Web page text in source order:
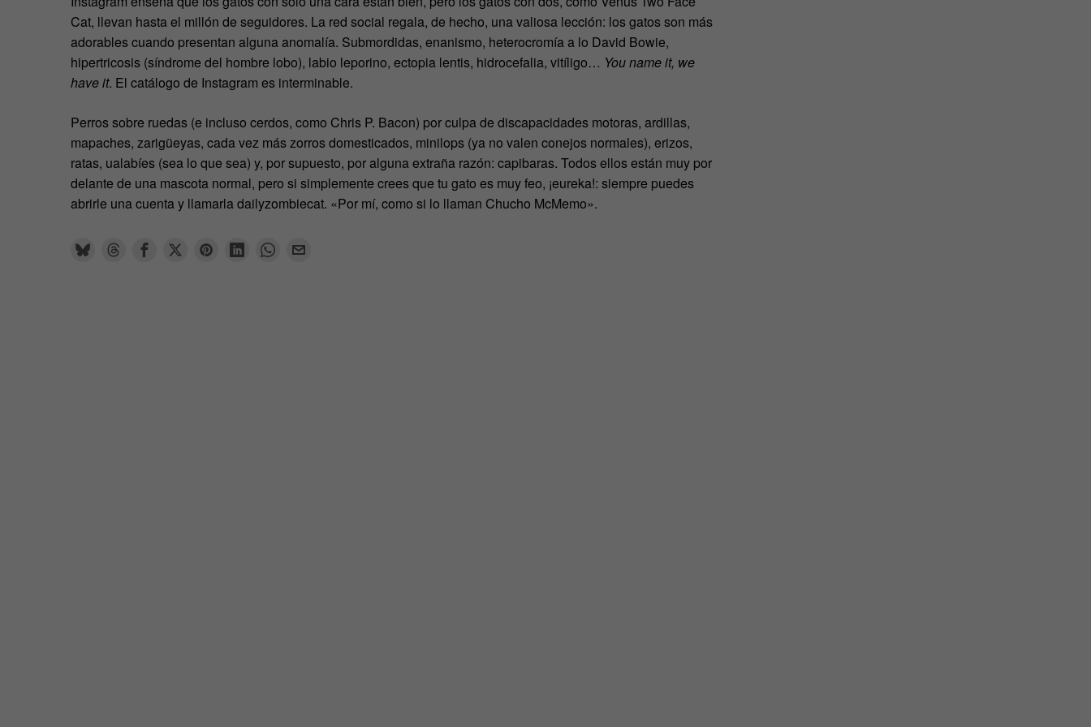
Cat, llevan hasta el millón de seguidores. La red social regala, de hecho, una valiosa lección: los gatos son más
adorables cuando presentan alguna anomalía. Submordidas, enanismo, heterocromía a lo David Bowie,
hipertricosis (síndrome del hombre lobo), labio leporino, ectopia lentis, hidrocefalia, vitíligo… You name it, we
have it. El catálogo de Instagram es interminable.
Perros sobre ruedas (e incluso cerdos, como Chris P. Bacon) por culpa de discapacidades motoras, ardillas,
mapaches, zarigüeyas, cada vez más zorros domesticados, minilops (ya no valen conejos normales), erizos,
ratas, ualabíes (sea lo que sea) y, por supuesto, por alguna extraña razón: capibaras. Todos ellos están muy por
delante de una mascota normal, pero si simplemente crees que tu gato es muy feo, ¡eureka!: siempre puedes
abrirle una cuenta y llamarla dailyzombiecat. «Por mí, como si lo llaman Chucho McMemo».